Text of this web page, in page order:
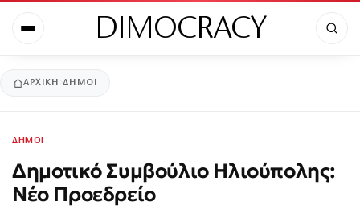
DIMOCRACY
ΑΡΧΙΚΉ ΔΗΜΟΙ
ΔΗΜΟΙ
Δημοτικό Συμβούλιο Ηλιούπολης:
Νέο Προεδρείο